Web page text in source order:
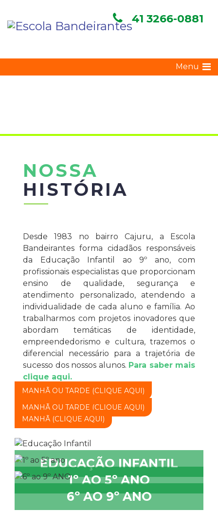
41 3266-0881
NOSSA
HISTÓRIA
Desde 1983 no bairro Cajuru, a Escola
Bandeirantes forma cidadãos responsáveis
da Educação Infantil ao 9º ano, com
profissionais especialistas que proporcionam
ensino de qualidade, segurança e
atendimento personalizado, atendendo a
individualidade de cada aluno e família. Ao
trabalharmos com projetos inovadores que
abordam temáticas de identidade,
empreendedorismo e cultura, trazemos o
diferencial necessário para a trajetória de
sucesso dos nossos alunos. Para saber mais
clique aqui.
EDUCAÇÃO INFANTIL
MANHÃ OU TARDE (CLIQUE AQUI)
1º AO 5º ANO
MANHÃ OU TARDE (CLIQUE AQUI)
6º AO 9º ANO
MANHÃ (CLIQUE AQUI)